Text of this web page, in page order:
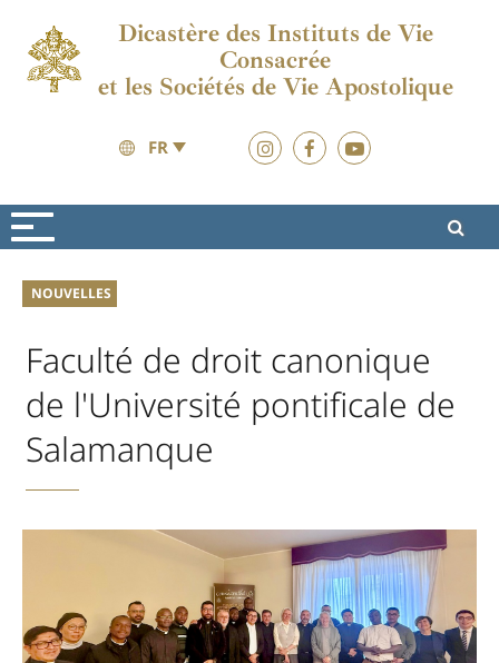
Dicastère des Instituts de Vie
Consacrée
et les Sociétés de Vie Apostolique
FR
Nouvelles
NOUVELLES
Faculté de droit canonique
de l'Université pontificale de
Salamanque